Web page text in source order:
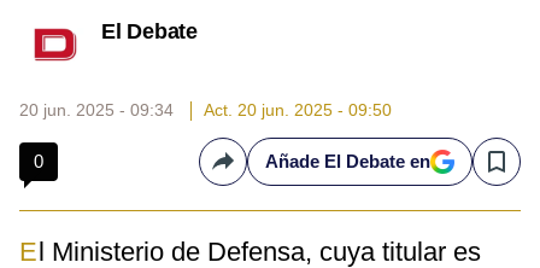
El Debate
20 jun. 2025 - 09:34 Act. 20 jun. 2025 - 09:50
0 CompartirAñade El Debate en Save
El Ministerio de Defensa, cuya titular es